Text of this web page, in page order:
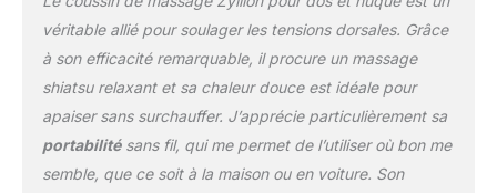
automatiquement de
rotation toutes les
minutes, notre coussin
massant imite le
massage naturel Shiatsu
manuel , détend les
muscles surmenés en
véritable allié pour soulager les tensions dorsales. Grâce
à son efficacité remarquable, il procure un massage
shiatsu relaxant et sa chaleur douce est idéale pour
apaiser sans surchauffer. J’apprécie particulièrement sa
portabilitésans fil, qui me permet de l’utiliser où bon me
semble, que ce soit à la maison ou en voiture. Son